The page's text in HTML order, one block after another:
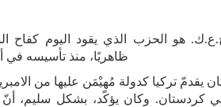
هو الحزب الذي يقود اليوم كفاح
ظاهريًا، منذ تأسيسه في
كردستان. وكان يؤكّد، بشكل سليم،